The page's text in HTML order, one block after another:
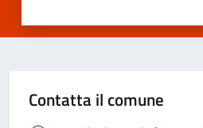
Contatta il comune